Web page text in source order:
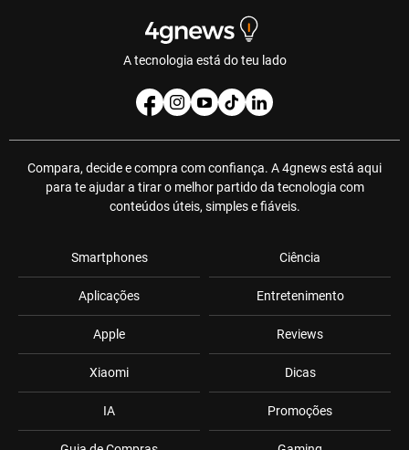
A tecnologia está do teu lado
Compara, decide e compra com confiança. A 4gnews está aqui
para te ajudar a tirar o melhor partido da tecnologia com
conteúdos úteis, simples e fiáveis.
Smartphones
Aplicações
Apple
Xiaomi
IA
Ciência
Entretenimento
Reviews
Dicas
Promoções